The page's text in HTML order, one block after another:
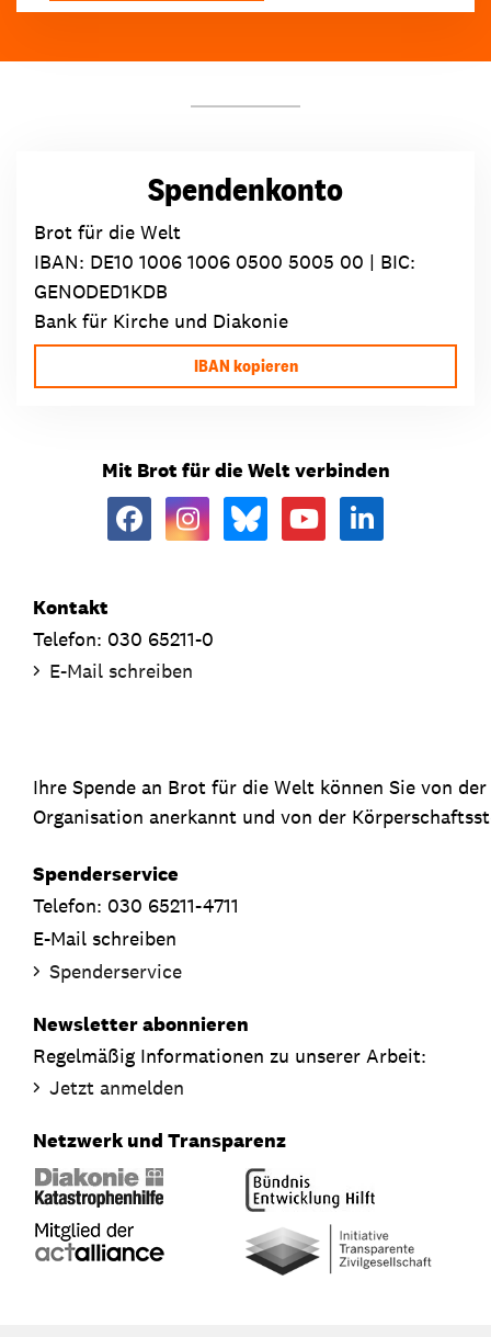
Spendenkonto
Brot für die Welt
IBAN: DE10 1006 1006 0500 5005 00 | BIC:
GENODED1KDB
Bank für Kirche und Diakonie
IBAN kopieren
Mit Brot für die Welt verbinden
Kontakt
Telefon: 030 65211-0
E-Mail schreiben
Ihre Spende an Brot für die Welt können Sie von
Organisation anerkannt und von der
Spenderservice
Telefon: 030 65211-4711
E-Mail schreiben
Spenderservice
Newsletter abonnieren
Regelmäßig Informationen zu unserer Arbeit:
Jetzt anmelden
Netzwerk und Transparenz